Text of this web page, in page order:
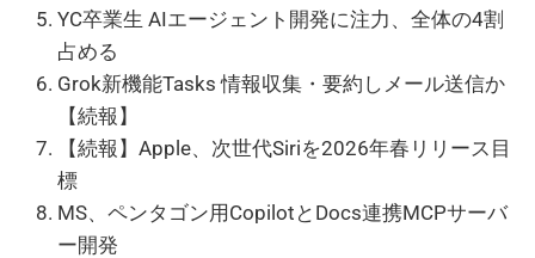
YC卒業生 AIエージェント開発に注力、全体の4割
占める
Grok新機能Tasks 情報収集・要約しメール送信か
【続報】
【続報】Apple、次世代Siriを2026年春リリース目
標
MS、ペンタゴン用CopilotとDocs連携MCPサーバ
ー開発